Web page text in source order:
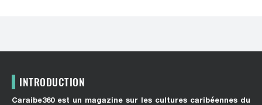
INTRODUCTION
Caraibe360 est un magazine sur les cultures caribéennes du